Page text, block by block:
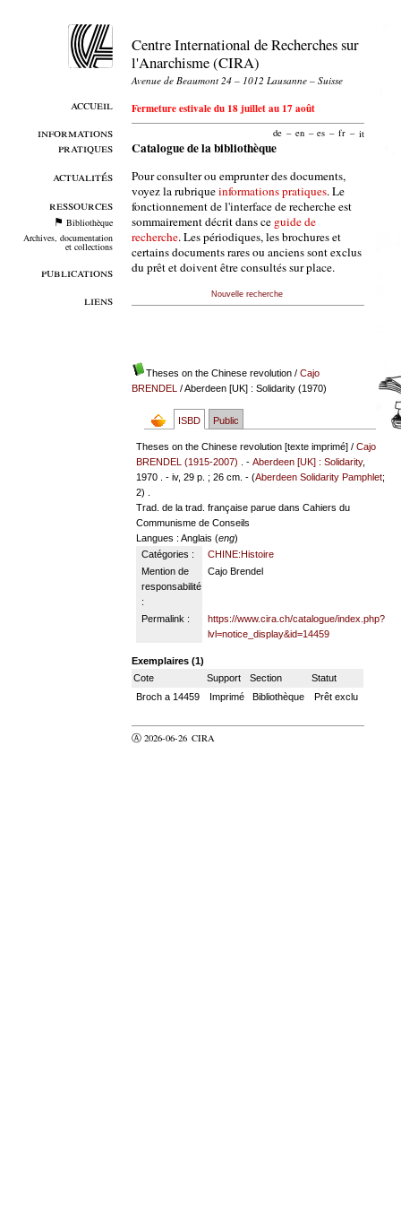
accueil
informations
pratiques
actualités
ressources
Bibliothèque
Archives, documentation
et collections
publications
liens
Centre International de Recherches sur
l'Anarchisme (CIRA)
Avenue de Beaumont 24 – 1012 Lausanne – Suisse
Fermeture estivale du 18 juillet au 17 août
de – en – es – fr – it
Catalogue de la bibliothèque
Pour consulter ou emprunter des documents,
voyez la rubriqueinformations pratiques. Le
fonctionnement de l'interface de recherche est
sommairement décrit dans ce guide de
recherche. Les périodiques, les brochures et
certains documents rares ou anciens sont exclus
du prêt et doivent être consultés sur place.
Nouvelle recherche
Theses on the Chinese revolution/ Cajo
BRENDEL / Aberdeen [UK] : Solidarity (1970)
ISBD Public
Theses on the Chinese revolution [texte imprimé] /Cajo
BRENDEL (1915-2007)
. -Aberdeen [UK] : Solidarity,
1970 . - iv, 29 p. ; 26 cm. - (Aberdeen Solidarity Pamphlet;
2) .
Trad. de la trad. française parue dans Cahiers du
Communisme de Conseils
Langues : Anglais (eng)
Catégories :
CHINE:Histoire
Mention de
responsabilité
:
Cajo Brendel
Permalink :
https://www.cira.ch/catalogue/index.php?
lvl=notice_display&id=14459
Exemplaires (1)
Cote
Support Section
Statut
Broch a 14459
Imprimé Bibliothèque Prêt exclu
Ⓐ 2026-06-26 CIRA